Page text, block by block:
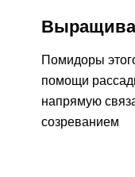
Помидоры
помощи
напрямую
созреванием